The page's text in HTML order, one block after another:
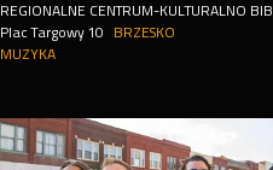
REGIONALNE CENTRUM-KULTURALNO
Plac Targowy 10
BRZESKO
MUZYKA